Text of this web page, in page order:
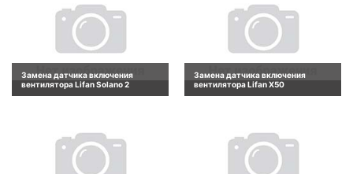
Замена датчика включения
вентилятора Lifan Solano 2
Замена датчика включения
вентилятора Lifan X50